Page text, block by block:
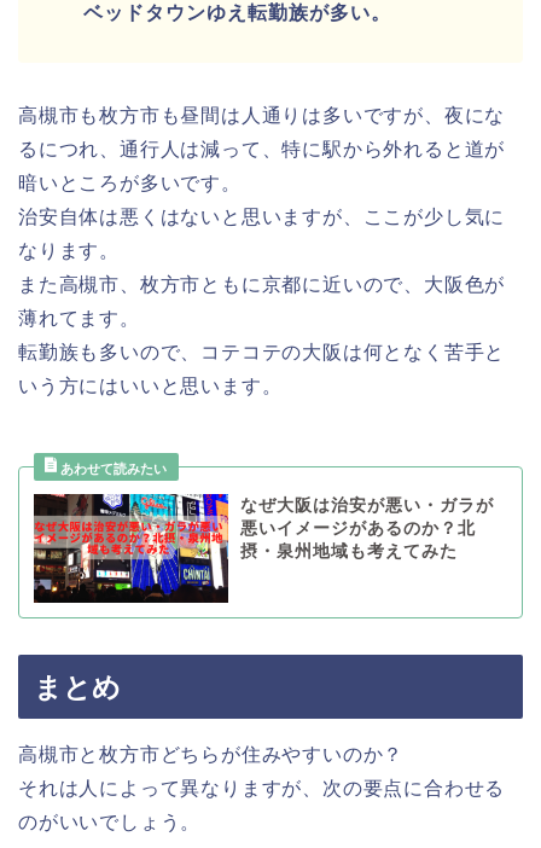
ベッドタウンゆえ転勤族が多い。
高槻市も枚方市も昼間は人通りは多いですが、夜にな
るにつれ、通行人は減って、特に駅から外れると道が
暗いところが多いです。
治安自体は悪くはないと思いますが、ここが少し気に
なります。
また高槻市、枚方市ともに京都に近いので、大阪色が
薄れてます。
転勤族も多いので、コテコテの大阪は何となく苦手と
いう方にはいいと思います。
なぜ大阪は治安が悪い・ガラが
悪いイメージがあるのか？北
摂・泉州地域も考えてみた
まとめ
高槻市と枚方市どちらが住みやすいのか？
それは人によって異なりますが、次の要点に合わせる
のがいいでしょう。